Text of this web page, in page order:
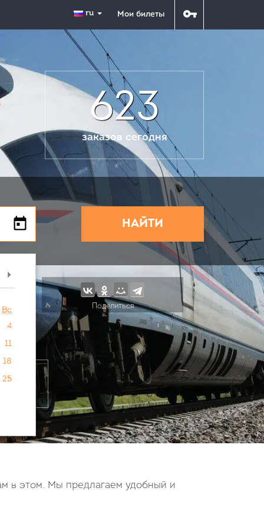
ru Мои билеты
623
заказов сегодня
НАЙТИ
Поделиться
в этом. Мы предлагаем удобный и
Вс
4
11
18
25